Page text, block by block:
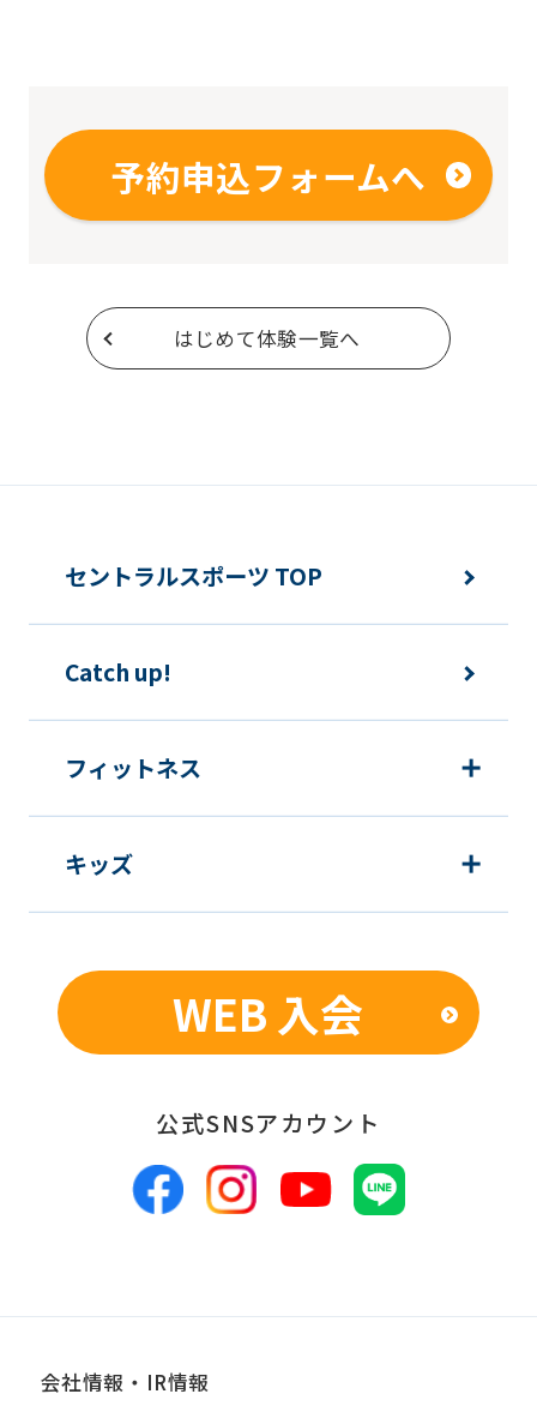
予約申込フォームへ
はじめて体験一覧へ
this
before
using
Automatic
セントラルスポーツ TOP
Catch up!
フィットネス
キッズ
WEB 入会
公式SNSアカウント
会社情報・IR情報